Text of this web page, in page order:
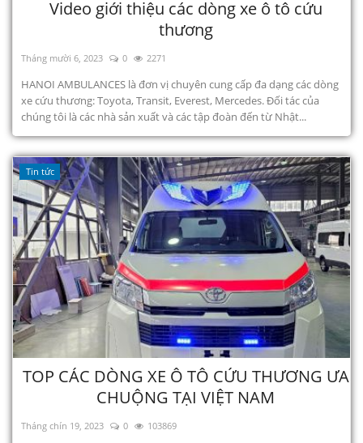
Video giới thiệu các dòng xe ô tô cứu
thương
Tháng mười 6, 2023 0 2271
HANOI AMBULANCES là đơn vị chuyên cung cấp đa dạng các dòng
xe cứu thương: Toyota, Transit, Everest, Mercedes. Đối tác của
chúng tôi là các nhà sản xuất và các tập đoàn đến từ Nhật...
Tin tức
TOP CÁC DÒNG XE Ô TÔ CỨU THƯƠNG ƯA
CHUỘNG TẠI VIỆT NAM
Tháng chín 19, 2023 0 103869